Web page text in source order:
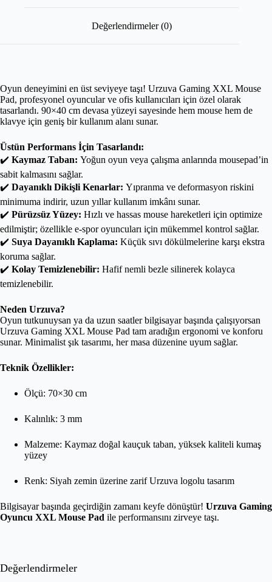
Değerlendirmeler (0)
Oyun deneyimini en üst seviyeye taşı! Urzuva Gaming XXL Mouse
Pad, profesyonel oyuncular ve ofis kullanıcıları için özel olarak
tasarlandı. 90×40 cm devasa yüzeyi sayesinde hem mouse hem de
klavye için geniş bir kullanım alanı sunar.
Üstün Performans İçin Tasarlandı:
✔️ Kaymaz Taban: Yoğun oyun veya çalışma anlarında mousepad’in
sabit kalmasını sağlar.
✔️ Dayanıklı Dikişli Kenarlar: Yıpranma ve deformasyon riskini
minimuma indirir, uzun yıllar kullanım imkânı sunar.
✔️ Pürüzsüz Yüzey: Hızlı ve hassas mouse hareketleri için optimize
edilmiştir; özellikle e-spor oyuncuları için mükemmel kontrol sağlar.
✔️ Suya Dayanıklı Kaplama: Küçük sıvı dökülmelerine karşı ekstra
koruma sağlar.
✔️ Kolay Temizlenebilir: Hafif nemli bezle silinerek kolayca
temizlenebilir.
Neden Urzuva?
Oyun tutkunuysan ya da uzun saatler bilgisayar başında çalışıyorsan
Urzuva Gaming XXL Mouse Pad tam aradığın ergonomi ve konforu
sunar. Minimalist şık tasarımı, her masa düzenine uyum sağlar.
Teknik Özellikler:
Ölçü: 70×30 cm
Kalınlık: 3 mm
Malzeme: Kaymaz doğal kauçuk taban, yüksek kaliteli kumaş
yüzey
Renk: Siyah zemin üzerine zarif Urzuva logolu tasarım
Bilgisayar başında geçirdiğin zamanı keyfe dönüştür! Urzuva Gaming
Oyuncu XXL Mouse Pad ile performansını zirveye taşı.
Değerlendirmeler